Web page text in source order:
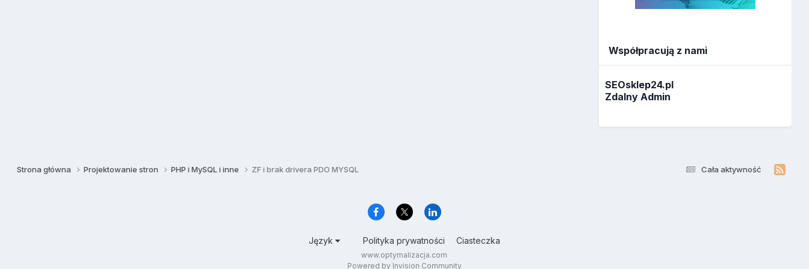
Współpracują z nami
SEOsklep24.pl
Zdalny Admin
Cała aktywność
Strona główna Projektowanie stron PHP i MySQL i inne ZF i brak drivera PDO MYSQL
Język Polityka prywatności Ciasteczka
www.optymalizacja.com
Powered by Invision Community